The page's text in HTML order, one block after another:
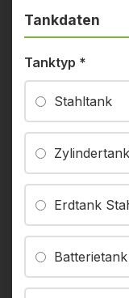
Tankdaten
Tanktyp *
Stahltank
Erdtank